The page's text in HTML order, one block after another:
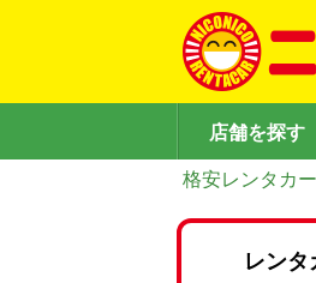
店舗を探す
格安レンタカ
レンタ